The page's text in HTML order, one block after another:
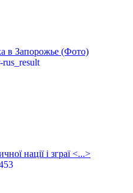
в Запорожье (Фото)
нації і зграї <...>